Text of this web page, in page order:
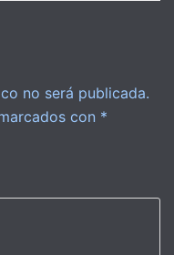
no será publicada.
con *